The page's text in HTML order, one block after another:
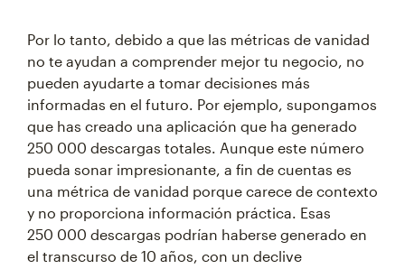
Por lo tanto, debido a que las métricas de vanidad
no te ayudan a comprender mejor tu negocio, no
pueden ayudarte a tomar decisiones más
informadas en el futuro. Por ejemplo, supongamos
que has creado una aplicación que ha generado
250 000 descargas totales. Aunque este número
pueda sonar impresionante, a fin de cuentas es
una métrica de vanidad porque carece de contexto
y no proporciona información práctica. Esas
250 000 descargas podrían haberse generado en
el transcurso de 10 años, con un declive